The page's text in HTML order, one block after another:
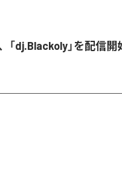
「dj.Blackoly」を配信開